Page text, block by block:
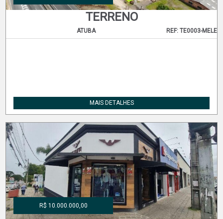
TERRENO
REF: TE0003-MELE
ATUBA
MAIS DETALHES
R$ 10.000.000,00